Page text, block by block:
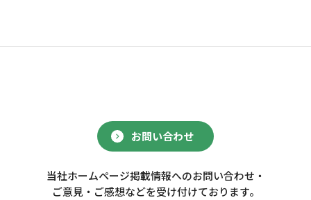
お問い合わせ
当社ホームページ掲載情報へのお問い合わせ・
ご意見・ご感想などを受け付けております。